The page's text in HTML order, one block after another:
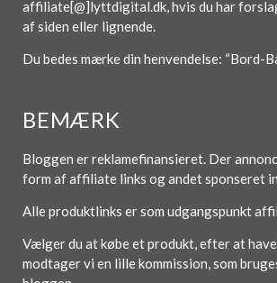
affiliate[@]lyttdigital.dk, hvis du har
af siden eller lignende.
Du bedes mærke din henvendelse: “Bord-
BEMÆRK
Bloggen er reklamefinansieret. Der
form af affiliate links og andet sponseret
Alle produktlinks er som udgangspunkt
Vælger du at købe et produkt, efter at
modtager vi en lille kommission, som